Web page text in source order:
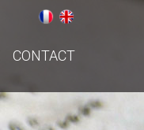
CONTACT